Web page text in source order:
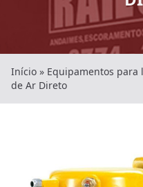
Início » Equipamentos para
de Ar Direto